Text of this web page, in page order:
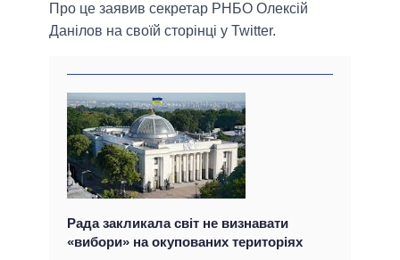
Про це заявив секретар РНБО Олексій
Данілов на своїй сторінці у Twitter.
Рада закликала світ не визнавати
«вибори» на окупованих територіях